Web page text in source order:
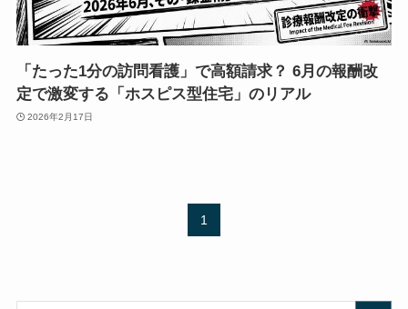
「たった1分の訪問看護」で高額請求？ 6月の報酬改
定で激変する「ホスピス型住宅」のリアル
2026年2月17日
1